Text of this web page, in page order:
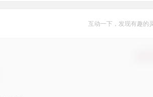
互动一下，发现有趣的